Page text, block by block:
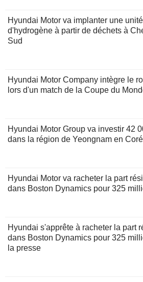
Hyundai Motor va implanter une
d'hydrogène à partir de déchets à
Sud
Hyundai Motor Company intègre le
lors d'un match de la Coupe du
Hyundai Motor Group va investir 42
dans la région de Yeongnam en
Hyundai Motor va racheter la part
dans Boston Dynamics pour 325
Hyundai s'apprête à racheter la part
dans Boston Dynamics pour 325
la presse